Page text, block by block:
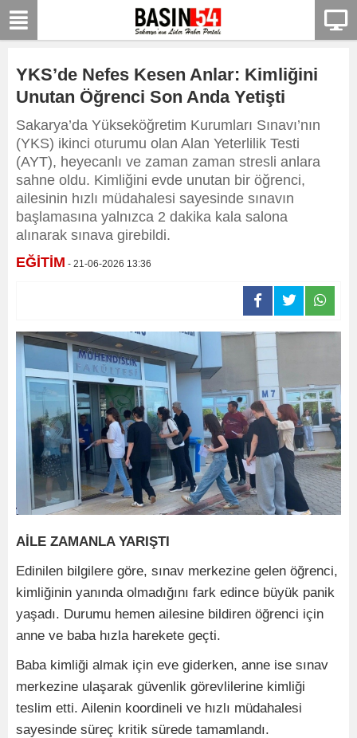
YKS’de Nefes Kesen Anlar: Kimliğini
Unutan Öğrenci Son Anda Yetişti
Sakarya’da Yükseköğretim Kurumları Sınavı’nın
(YKS) ikinci oturumu olan Alan Yeterlilik Testi
(AYT), heyecanlı ve zaman zaman stresli anlara
sahne oldu. Kimliğini evde unutan bir öğrenci,
ailesinin hızlı müdahalesi sayesinde sınavın
başlamasına yalnızca 2 dakika kala salona
alınarak sınava girebildi.
EĞİTİM - 21-06-2026 13:36
AİLE ZAMANLA YARIŞTI
Edinilen bilgilere göre, sınav merkezine gelen öğrenci,
kimliğinin yanında olmadığını fark edince büyük panik
yaşadı. Durumu hemen ailesine bildiren öğrenci için
anne ve baba hızla harekete geçti.
Baba kimliği almak için eve giderken, anne ise sınav
merkezine ulaşarak güvenlik görevlilerine kimliği
teslim etti. Ailenin koordineli ve hızlı müdahalesi
sayesinde süreç kritik sürede tamamlandı.